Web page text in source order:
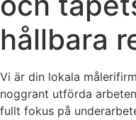
hållbara
Vi är din lokala
noggrant utförda
fullt fokus på